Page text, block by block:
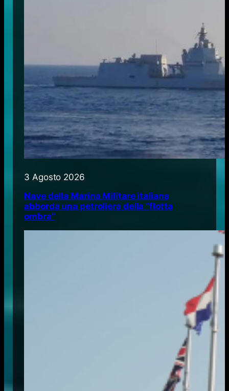
3 Agosto 2026
Nave della Marina Militare italiana
abborda una petroliera della “flotta
ombra”